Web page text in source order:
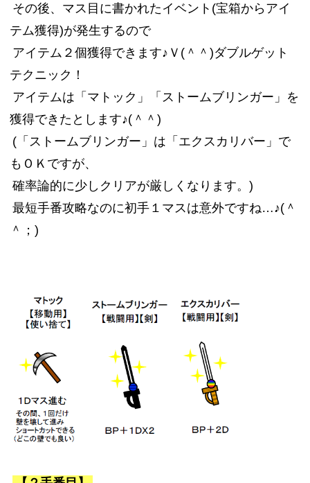
その後、マス目に書かれたイベント(宝箱からアイ
テム獲得)が発生するので
アイテム２個獲得できます♪Ｖ(＾＾)ダブルゲット
テクニック！
アイテムは「マトック」「ストームブリンガー」を
獲得できたとします♪(＾＾)
(「ストームブリンガー」は「エクスカリバー」で
もＯＫですが、
確率論的に少しクリアが厳しくなります。)
最短手番攻略なのに初手１マスは意外ですね…♪(＾
＾；)